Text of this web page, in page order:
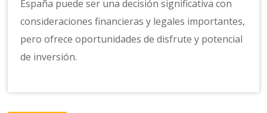
España puede ser una decisión significativa con
consideraciones financieras y legales importantes,
pero ofrece oportunidades de disfrute y potencial
de inversión.